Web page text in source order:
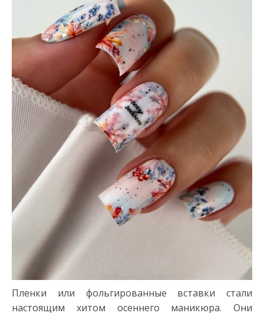
Пленки или фольгированные вставки стали
настоящим хитом осеннего маникюра. Они